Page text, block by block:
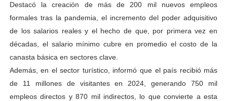
Destacó la creación de más de 200 mil nuevos empleos
formales tras la pandemia, el incremento del poder adquisitivo
de los salarios reales y el hecho de que, por primera vez en
décadas, el salario mínimo cubre en promedio el costo de la
canasta básica en sectores clave.
Además, en el sector turístico, informó que el país recibió más
de 11 millones de visitantes en 2024, generando 750 mil
empleos directos y 870 mil indirectos, lo que convierte a esta